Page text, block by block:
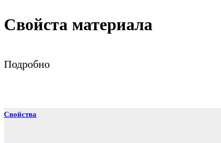
Свойста материала
Подробно
Свойства